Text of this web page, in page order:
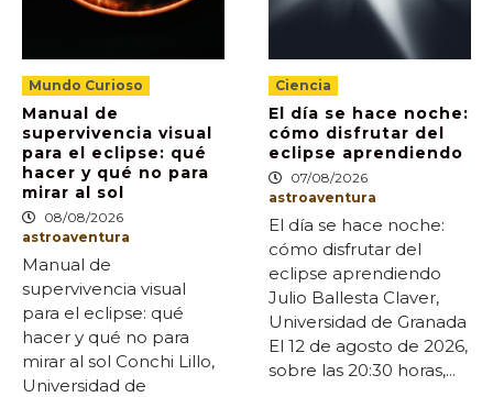
Mundo Curioso
Manual de
supervivencia visual
para el eclipse: qué
hacer y qué no para
mirar al sol
08/08/2026
astroaventura
Manual de
supervivencia visual
para el eclipse: qué
hacer y qué no para
mirar al sol Conchi Lillo,
Universidad de
Ciencia
El día se hace noche:
cómo disfrutar del
eclipse aprendiendo
07/08/2026
astroaventura
El día se hace noche:
cómo disfrutar del
eclipse aprendiendo
Julio Ballesta Claver,
Universidad de Granada
El 12 de agosto de 2026,
sobre las 20:30 horas,...